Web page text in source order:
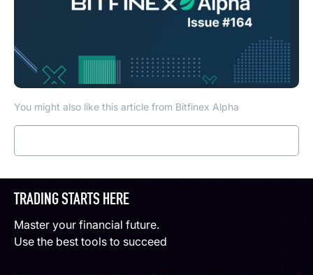
You might also like this article from Bitfinex Alpha
TRADING STARTS HERE
Master your financial future.
Use the best tools to succeed